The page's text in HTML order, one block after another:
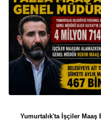
Yumurtalık'ta İşçiler Maaş